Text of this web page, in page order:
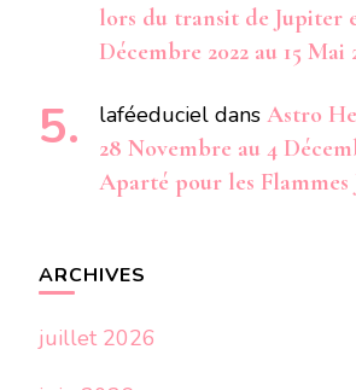
lors du transit de Jupiter
Décembre 2022 au 15 Mai
laféeduciel dans Astro
28 Novembre au 4
Aparté pour les Flammes
ARCHIVES
juillet 2026